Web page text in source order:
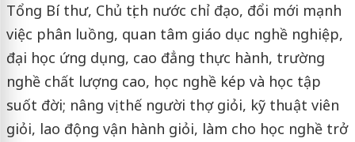
Tổng Bí thư, Chủ tịch nước chỉ đạo, đổi mới mạnh
việc phân luồng, quan tâm giáo dục nghề nghiệp,
đại học ứng dụng, cao đẳng thực hành, trường
nghề chất lượng cao, học nghề kép và học tập
suốt đời; nâng vị thế người thợ giỏi, kỹ thuật viên
giỏi, lao động vận hành giỏi, làm cho học nghề trở